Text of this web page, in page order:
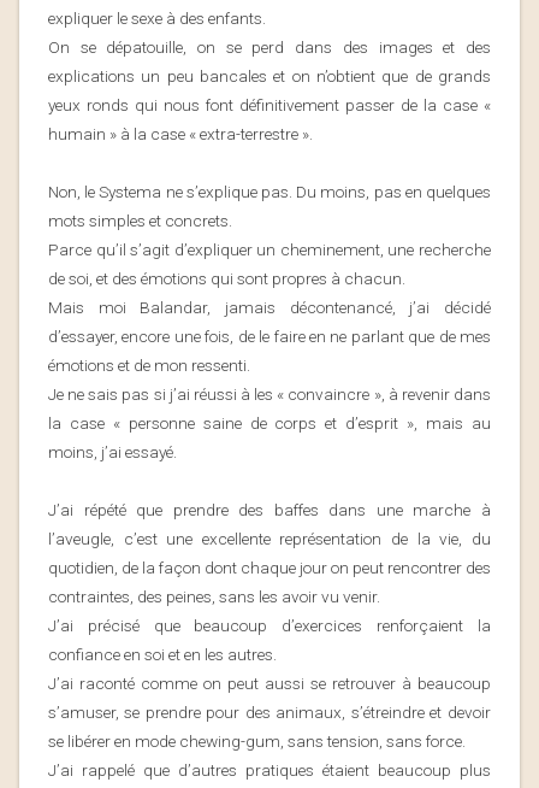
expliquer le sexe à des enfants.
On se dépatouille, on se perd dans des images et des
explications un peu bancales et on n’obtient que de grands
yeux ronds qui nous font définitivement passer de la case «
humain » à la case « extra-terrestre ».
Non, le Systema ne s’explique pas. Du moins, pas en quelques
mots simples et concrets.
Parce qu’il s’agit d’expliquer un cheminement, une recherche
de soi, et des émotions qui sont propres à chacun.
Mais moi Balandar, jamais décontenancé, j’ai décidé
d’essayer, encore une fois, de le faire en ne parlant que de mes
émotions et de mon ressenti.
Je ne sais pas si j’ai réussi à les « convaincre », à revenir dans
la case « personne saine de corps et d’esprit », mais au
moins, j’ai essayé.
J’ai répété que prendre des baffes dans une marche à
l’aveugle, c’est une excellente représentation de la vie, du
quotidien, de la façon dont chaque jour on peut rencontrer des
contraintes, des peines, sans les avoir vu venir.
J’ai précisé que beaucoup d’exercices renforçaient la
confiance en soi et en les autres.
J’ai raconté comme on peut aussi se retrouver à beaucoup
s’amuser, se prendre pour des animaux, s’étreindre et devoir
se libérer en mode chewing-gum, sans tension, sans force.
J’ai rappelé que d’autres pratiques étaient beaucoup plus